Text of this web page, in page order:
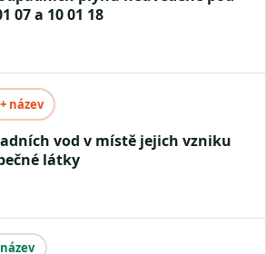
07 a 10 01 18
+ název
látky